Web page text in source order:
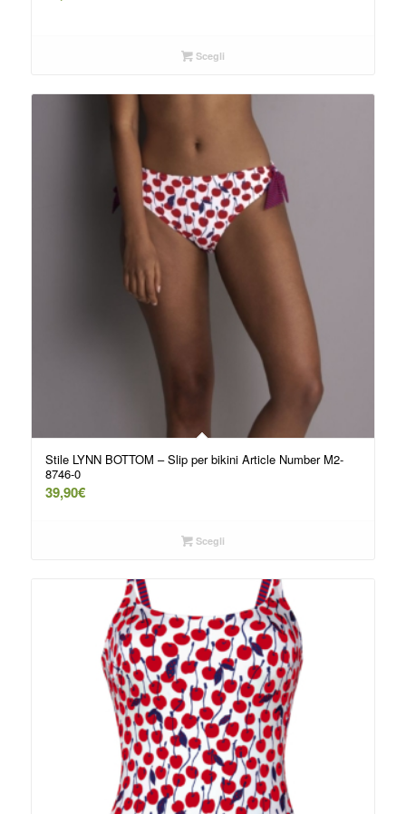
Scegli
Stile LYNN BOTTOM – Slip per bikini Article Number M2-
8746-0
39,90€
Scegli